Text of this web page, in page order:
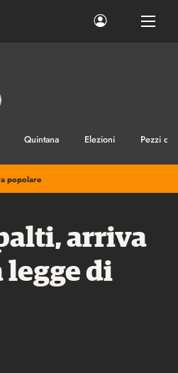
Quintana Elezioni Pezzi di
popolare
arriva
legge di